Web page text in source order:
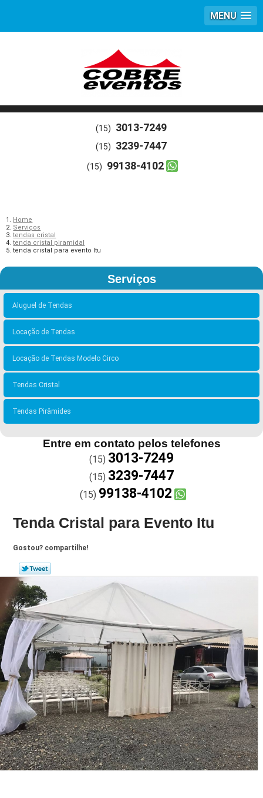
MENU
(15) 3013-7249
(15) 3239-7447
(15) 99138-4102
Home
Serviços
tendas cristal
tenda cristal piramidal
tenda cristal para evento Itu
Serviços
Aluguel de Tendas
Locação de Tendas
Locação de Tendas Modelo Circo
Tendas Cristal
Tendas Pirâmides
Entre em contato pelos telefones
(15) 3013-7249
(15) 3239-7447
(15) 99138-4102
Tenda Cristal para Evento Itu
Gostou? compartilhe!